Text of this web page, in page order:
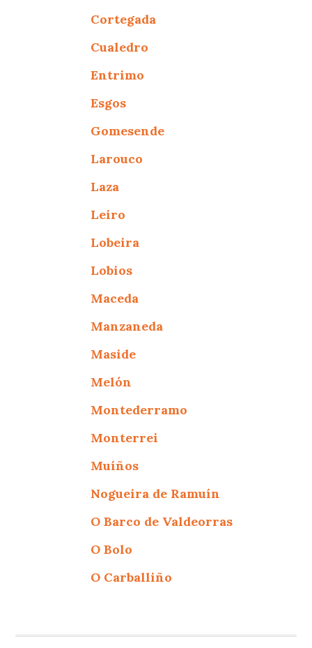
Cortegada
Cualedro
Entrimo
Esgos
Gomesende
Larouco
Laza
Leiro
Lobeira
Lobios
Maceda
Manzaneda
Maside
Melón
Montederramo
Monterrei
Muíños
Nogueira de Ramuín
O Barco de Valdeorras
O Bolo
O Carballiño